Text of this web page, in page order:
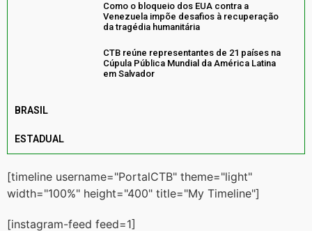
Como o bloqueio dos EUA contra a
Venezuela impõe desafios à recuperação
da tragédia humanitária
CTB reúne representantes de 21 países na
Cúpula Pública Mundial da América Latina
em Salvador
BRASIL
ESTADUAL
[timeline username="PortalCTB" theme="light"
width="100%" height="400" title="My Timeline"]
[instagram-feed feed=1]